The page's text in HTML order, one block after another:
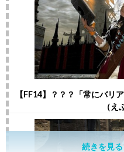
【FF14】？？？「常にバリ
（え
続きを見る